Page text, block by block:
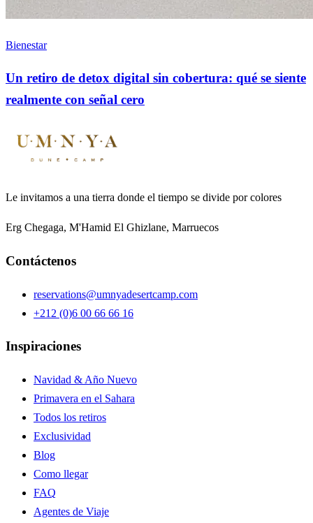
Bienestar
Un retiro de detox digital sin cobertura: qué se siente
realmente con señal cero
Le invitamos a una tierra donde el tiempo se divide por colores
Erg Chegaga, M'Hamid El Ghizlane, Marruecos
Contáctenos
reservations@umnyadesertcamp.com
+212 (0)6 00 66 66 16
Inspiraciones
Navidad & Año Nuevo
Primavera en el Sahara
Todos los retiros
Exclusividad
Blog
Como llegar
FAQ
Agentes de Viaje